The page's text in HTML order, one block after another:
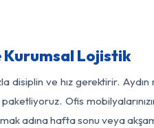
Kurumsal Lojistik
disiplin ve hız gerektirir.
Ofis
adına hafta sonu veya